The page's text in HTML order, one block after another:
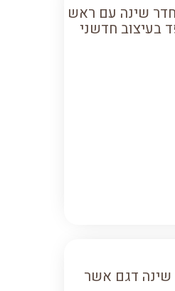
שינה עם ראש
בעיצוב חדשני
שינה דגם אשר